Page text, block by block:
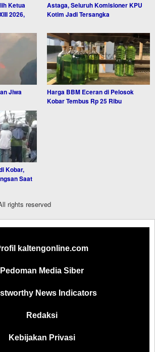
Ketua
2026,
Astaga, Seluruh Komisioner KPU
Kotim Jadi Tersangka
Jiwa
Harga BBM Eceran di Pelosok
Kobar Tembus Rp 25 Ribu
Kobar,
Saat
rights reserved
kaltengonline.com
Pedoman Media Siber
News Indicators
Redaksi
Kebijakan Privasi